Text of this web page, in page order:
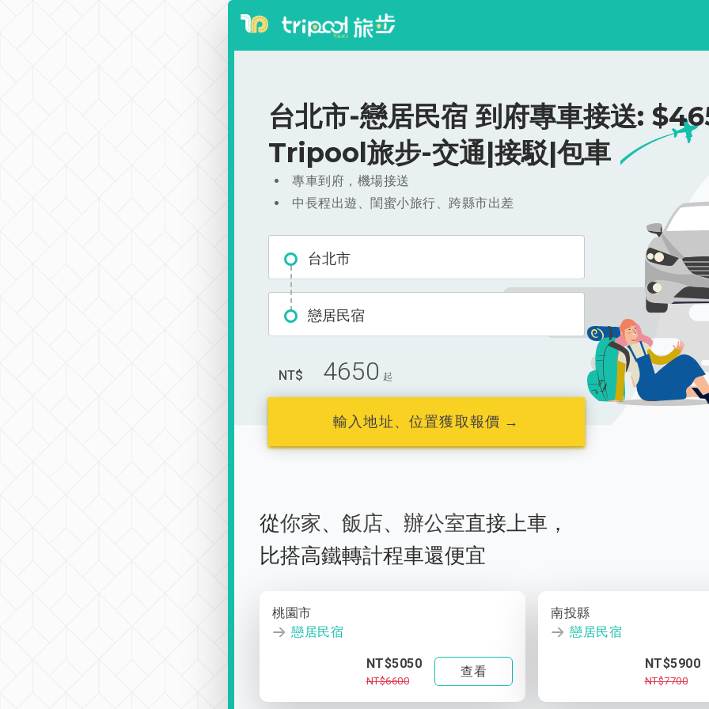
台北市-戀居民宿 到府專車接送:
Tripool旅步-交通|接駁|包車
專車到府，機場接送
中長程出遊、閨蜜小旅行、跨縣市出差
台北市
戀居民宿
NT$ 4650 起
輸入地址、位置獲取報價 →
從你家、 飯店、 辦公室直接上車，
比搭高鐵轉計程車還便宜
桃園市
戀居民宿
NT$5050
NT$6600
查看
南投縣
戀居民宿
NT$5900
NT$7700